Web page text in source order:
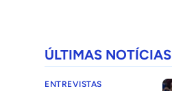
ÚLTIMAS NOTÍCIAS
ENTREVISTAS